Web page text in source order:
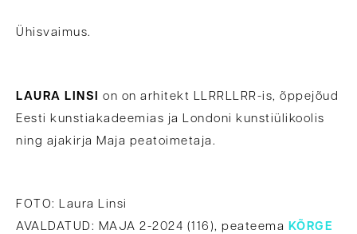
Ühisvaimus.
LAURA LINSI on on arhitekt LLRRLLRR-is, õppejõud
Eesti kunstiakadeemias ja Londoni kunstiülikoolis
ning ajakirja Maja peatoimetaja.
FOTO: Laura Linsi
AVALDATUD: MAJA 2-2024 (116), peateema KÕRGE